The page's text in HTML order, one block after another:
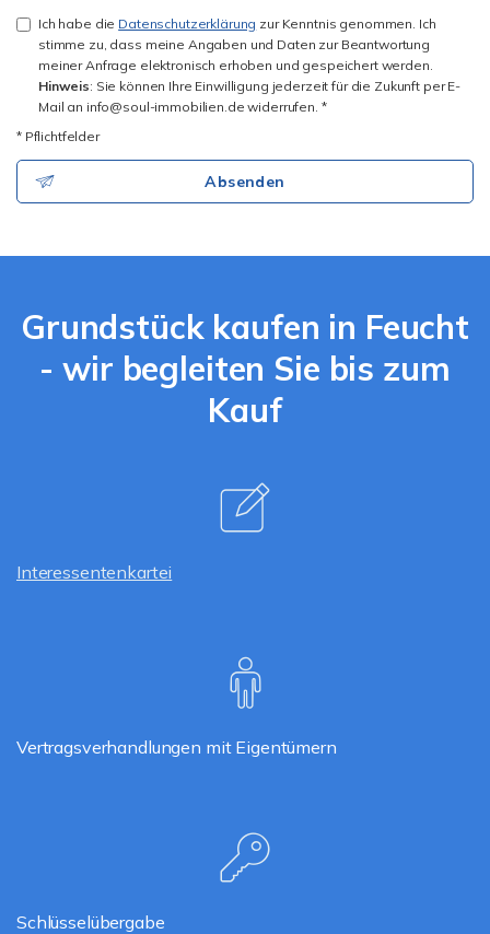
Ich habe die Datenschutzerklärung zur Kenntnis genommen. Ich
stimme zu, dass meine Angaben und Daten zur Beantwortung
meiner Anfrage elektronisch erhoben und gespeichert werden.
Hinweis: Sie können Ihre Einwilligung jederzeit für die Zukunft per E-
Mail an info@soul-immobilien.de widerrufen. *
* Pflichtfelder
Absenden
Grundstück kaufen in Feucht
- wir begleiten Sie bis zum
Kauf
Interessentenkartei
Vertragsverhandlungen mit Eigentümern
Schlüsselübergabe